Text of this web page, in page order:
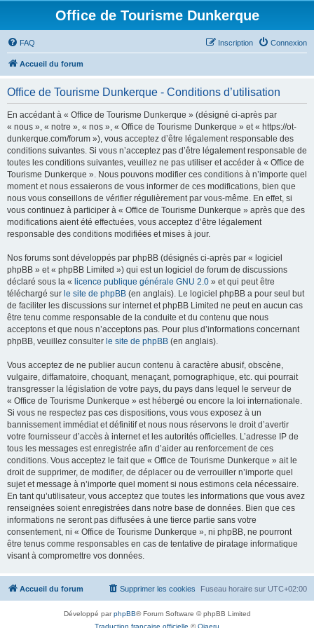
Office de Tourisme Dunkerque
FAQ Connexion
Inscription
Accueil du forum
Office de Tourisme Dunkerque - Conditions d’utilisation
En accédant à « Office de Tourisme Dunkerque » (désigné ci-après par
« nous », « notre », « nos », « Office de Tourisme Dunkerque » et « https://ot-
dunkerque.com/forum »), vous acceptez d’être légalement responsable des
conditions suivantes. Si vous n’acceptez pas d’être légalement responsable de
toutes les conditions suivantes, veuillez ne pas utiliser et accéder à « Office de
Tourisme Dunkerque ». Nous pouvons modifier ces conditions à n’importe quel
moment et nous essaierons de vous informer de ces modifications, bien que
nous vous conseillons de vérifier régulièrement par vous-même. En effet, si
vous continuez à participer à « Office de Tourisme Dunkerque » après que des
modifications aient été effectuées, vous acceptez d’être légalement
responsable des conditions modifiées et mises à jour.
Nos forums sont développés par phpBB (désignés ci-après par « logiciel
phpBB » et « phpBB Limited ») qui est un logiciel de forum de discussions
déclaré sous la « licence publique générale GNU 2.0 » et qui peut être
téléchargé sur le site de phpBB (en anglais). Le logiciel phpBB a pour seul but
de faciliter les discussions sur internet et phpBB Limited ne peut en aucun cas
être tenu comme responsable de la conduite et du contenu que nous
acceptons et que nous n’acceptons pas. Pour plus d’informations concernant
phpBB, veuillez consulter le site de phpBB (en anglais).
Vous acceptez de ne publier aucun contenu à caractère abusif, obscène,
vulgaire, diffamatoire, choquant, menaçant, pornographique, etc. qui pourrait
transgresser la législation de votre pays, du pays dans lequel le serveur de
« Office de Tourisme Dunkerque » est hébergé ou encore la loi internationale.
Si vous ne respectez pas ces dispositions, vous vous exposez à un
bannissement immédiat et définitif et nous nous réservons le droit d’avertir
votre fournisseur d’accès à internet et les autorités officielles. L’adresse IP de
tous les messages est enregistrée afin d’aider au renforcement de ces
conditions. Vous acceptez le fait que « Office de Tourisme Dunkerque » ait le
droit de supprimer, de modifier, de déplacer ou de verrouiller n’importe quel
sujet et message à n’importe quel moment si nous estimons cela nécessaire.
En tant qu’utilisateur, vous acceptez que toutes les informations que vous avez
renseignées soient enregistrées dans notre base de données. Bien que ces
informations ne seront pas diffusées à une tierce partie sans votre
consentement, ni « Office de Tourisme Dunkerque », ni phpBB, ne pourront
être tenus comme responsables en cas de tentative de piratage informatique
visant à compromettre vos données.
Accueil du forum Fuseau horaire sur UTC+02:00
Supprimer les cookies
Développé parphpBB® Forum Software © phpBB Limited
Traduction française officielle ©Qiaeru